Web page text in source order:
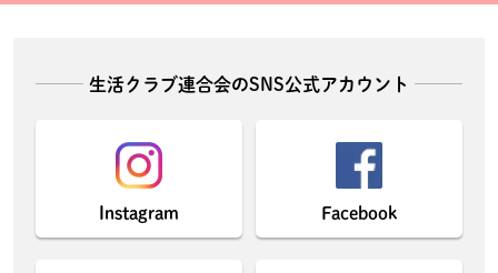
生活クラブ連合会のSNS公式アカウント
Instagram Facebook